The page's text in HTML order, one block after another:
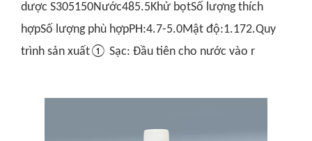
dược S305150Nước485.5Khử bọtSố lượng thích
hợpSố lượng phù hợpPH:4.7-5.0Mật độ:1.172.Quy
trình sản xuất① Sạc: Đầu tiên cho nước vào r